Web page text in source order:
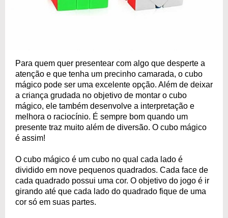
Para quem quer presentear com algo que desperte a
atenção e que tenha um precinho camarada, o cubo
mágico pode ser uma excelente opção. Além de deixar
a criança grudada no objetivo de montar o cubo
mágico, ele também desenvolve a interpretação e
melhora o raciocínio. É sempre bom quando um
presente traz muito além de diversão. O cubo mágico
é assim!
O cubo mágico é um cubo no qual cada lado é
dividido em nove pequenos quadrados. Cada face de
cada quadrado possui uma cor. O objetivo do jogo é ir
girando até que cada lado do quadrado fique de uma
cor só em suas partes.